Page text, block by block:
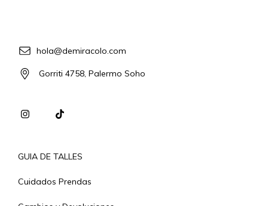
hola@demiracolo.com
Gorriti 4758, Palermo Soho
GUIA DE TALLES
Cuidados Prendas